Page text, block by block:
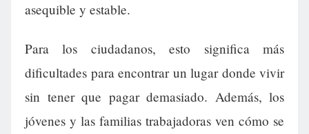
asequible y estable.
Para los ciudadanos, esto significa más
dificultades para encontrar un lugar donde vivir
sin tener que pagar demasiado. Además, los
jóvenes y las familias trabajadoras ven cómo se